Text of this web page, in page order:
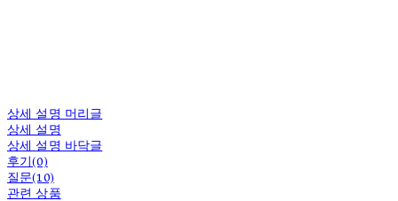
상세 설명 머리글
상세 설명
상세 설명 바닥글
후기(0)
질문(10)
관련 상품